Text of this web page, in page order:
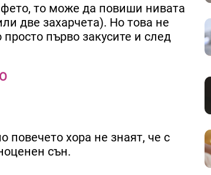
то може да повиши нивата
две захарчета). Но това не
първо закусите и след
хора не знаят, че с
сън.